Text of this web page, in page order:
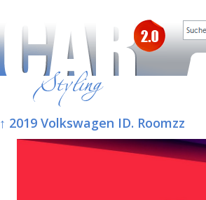
↑ 2019 Volkswagen ID. Roomzz